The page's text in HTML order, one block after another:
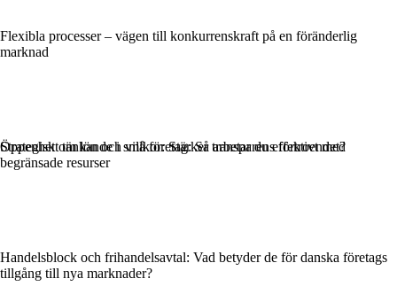
Flexibla processer – vägen till konkurrenskraft på en föränderlig
marknad
Strategiskt tänkande i små företag: Så arbetar du effektivt med
begränsade resurser
Handelsblock och frihandelsavtal: Vad betyder de för danska företags
tillgång till nya marknader?
Öppenhet om lön och villkor: Stärker transparens förtroendet?